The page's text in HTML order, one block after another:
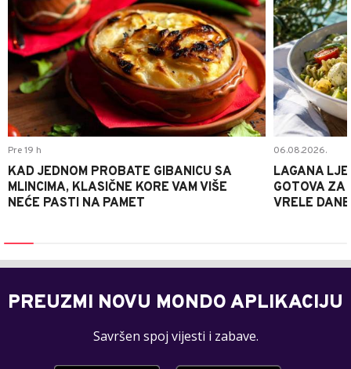
Pre 19 h
KAD JEDNOM PROBATE GIBANICU SA
MLINCIMA, KLASIČNE KORE VAM VIŠE
NEĆE PASTI NA PAMET
06.08.2026.
LAGANA
GOTOVA ZA
VRELE DANE
PREUZMI NOVU MONDO APLIKACIJU
Savršen spoj vijesti i zabave.